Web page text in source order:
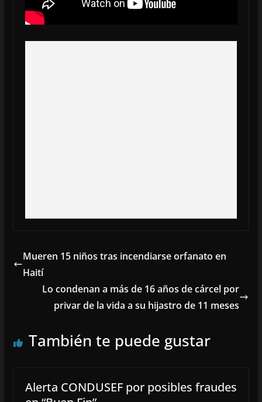
Mueren 15 niños tras incendiarse orfanato en
Haití
Lo condenan a más de 16 años de cárcel por
privar de la vida a su hijastro de 11 meses
También te puede gustar
Alerta CONDUSEF por posibles fraudes